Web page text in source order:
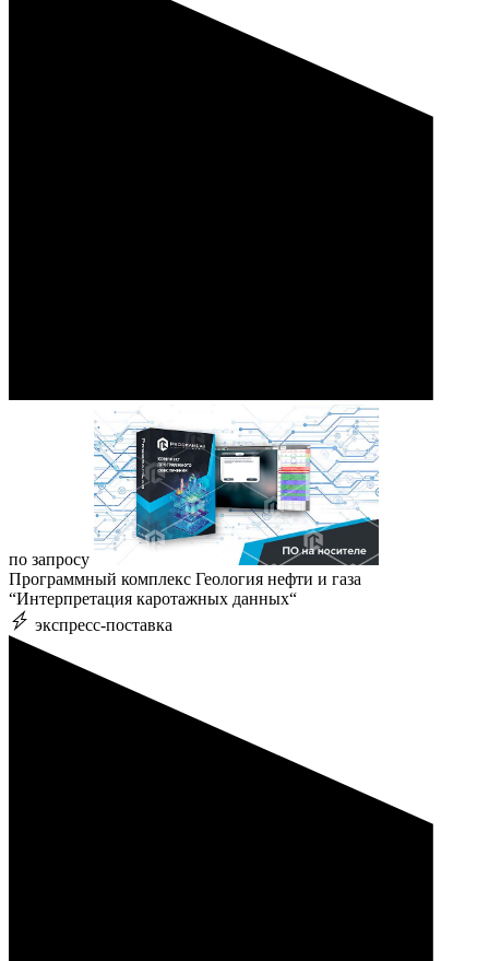
по запросу
Программный комплекс Геология нефти и газа
“Интерпретация каротажных данных“
экспресс-поставка